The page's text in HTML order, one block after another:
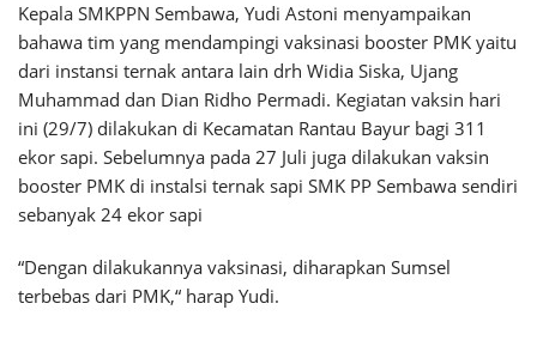
Kepala SMKPPN Sembawa, Yudi Astoni menyampaikan
bahawa tim yang mendampingi vaksinasi booster PMK yaitu
dari instansi ternak antara lain drh Widia Siska, Ujang
Muhammad dan Dian Ridho Permadi. Kegiatan vaksin hari
ini (29/7) dilakukan di Kecamatan Rantau Bayur bagi 311
ekor sapi. Sebelumnya pada 27 Juli juga dilakukan vaksin
booster PMK di instalsi ternak sapi SMK PP Sembawa sendiri
sebanyak 24 ekor sapi
“Dengan dilakukannya vaksinasi, diharapkan Sumsel
terbebas dari PMK,“ harap Yudi.